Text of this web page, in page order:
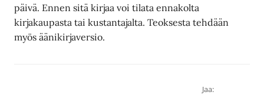
päivä. Ennen sitä kirjaa voi tilata ennakolta
kirjakaupasta tai kustantajalta. Teoksesta tehdään
myös äänikirjaversio.
Jaa: